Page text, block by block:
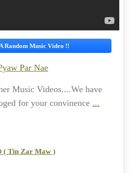
Random Music Video !!
Par Nae
Music Videos....We have
for your convinence ...
Tin Zar Maw )